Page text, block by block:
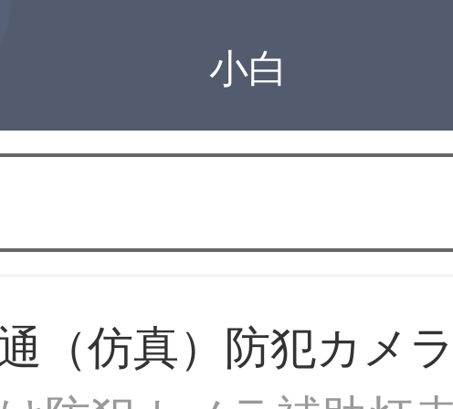
小白
（仿真）防犯カメ